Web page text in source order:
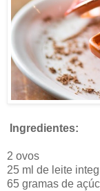
Ingredientes:
2 ovos
25 ml de leite
65 gramas de